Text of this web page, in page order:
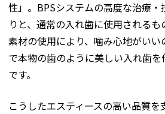
性」。BPSシステムの高度な治療
りと、通常の入れ歯に使用される
素材の使用により、噛み心地がい
で本物の歯のように美しい入れ歯
です。
こうしたエスティースの高い品質